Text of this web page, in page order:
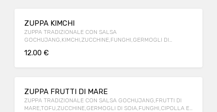
ZUPPA KIMCHI
ZUPPA TRADIZIONALE CON SALSA
GOCHUJANG,KIMCHI,ZUCCHINE,FUNGHI,GERMOGLI DI
12.00 €
ZUPPA FRUTTI DI MARE
ZUPPA TRADIZIONALE CON SALSA GOCHUJANG,FRUTTI DI
MARE,TOFU,ZUCCHINE,GERMOGLI DI SOIA,FUNGHI,CIPOLLA E